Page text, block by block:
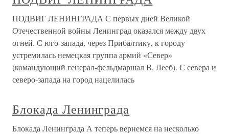
ПОДВИГ ЛЕНИНГРАДА С первых дней Великой
Отечественной войны Ленинград оказался между двух
огней. С юго-запада, через Прибалтику, к городу
устремилась немецкая группа армий «Север»
(командующий генерал-фельдмаршал В. Лееб). С севера и
северо-запада на город нацелилась
Блокада Ленинграда
Блокада Ленинграда А теперь вернемся на несколько